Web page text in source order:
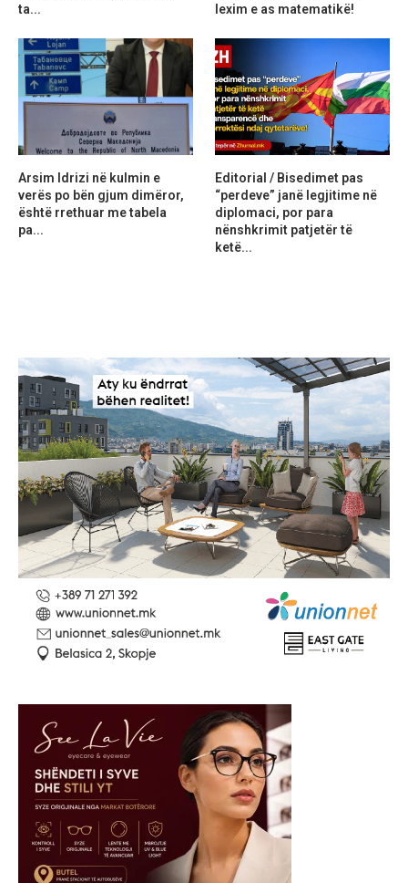
ta...
lexim e as matematikë!
Arsim Idrizi në kulmin e
verës po bën gjum dimëror,
është rrethuar me tabela
pa...
Editorial / Bisedimet pas
“perdeve” janë legjitime në
diplomaci, por para
nënshkrimit patjetër të
ketë...